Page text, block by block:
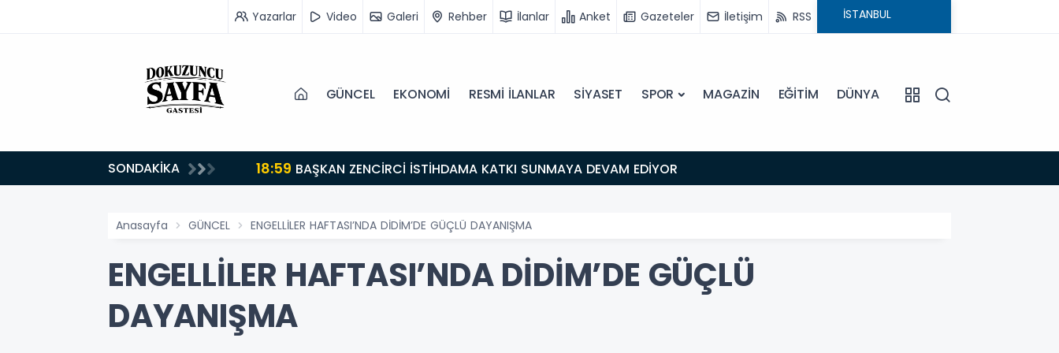
Yazarlar Video Galeri Rehber İlanlar Anket Gazeteler İletişim RSS
GÜNCEL EKONOMİ RESMİ İLANLAR SİYASET SPOR MAGAZİN EĞİTİM DÜNYA
SONDAKİKA 18:59 BAŞKAN ZENCİRCİ İSTİHDAMA KATKI SUNMAYA DEVAM EDİYOR
Anasayfa GÜNCEL ENGELLİLER HAFTASI’NDA DİDİM’DE GÜÇLÜ DAYANIŞMA
ENGELLİLER HAFTASI’NDA DİDİM’DE GÜÇLÜ
DAYANIŞMA